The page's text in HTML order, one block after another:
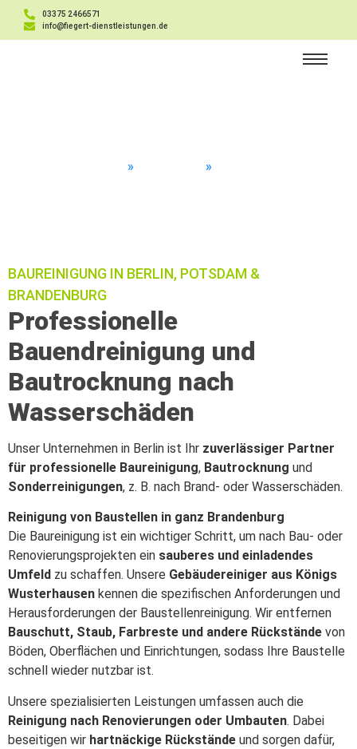
03375 2466571
info@fiegert-dienstleistungen.de
» »
Professionelle
Bauendreinigung und
Bautrocknung nach
Wasserschäden
BAUREINIGUNG IN BERLIN, POTSDAM &
BRANDENBURG
Unser Unternehmen in Berlin ist Ihr zuverlässiger Partner
für professionelle Baureinigung, Bautrocknung und
Sonderreinigungen, z. B. nach Brand- oder Wasserschäden.
Reinigung von Baustellen in ganz Brandenburg
Die Baureinigung ist ein wichtiger Schritt, um nach Bau- oder
Renovierungsprojekten ein sauberes und einladendes
Umfeld zu schaffen. Unsere Gebäudereiniger aus Königs
Wusterhausen kennen die spezifischen Anforderungen und
Herausforderungen der Baustellenreinigung. Wir entfernen
Bauschutt, Staub, Farbreste und andere Rückstände von
Böden, Oberflächen und Einrichtungen, sodass Ihre Baustelle
schnell wieder nutzbar ist.
Unsere spezialisierten Leistungen umfassen auch die
Reinigung nach Renovierungen oder Umbauten. Dabei
beseitigen wir hartnäckige Rückstände und sorgen dafür,